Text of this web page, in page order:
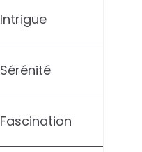
Intrigue
Sérénité
Fascination